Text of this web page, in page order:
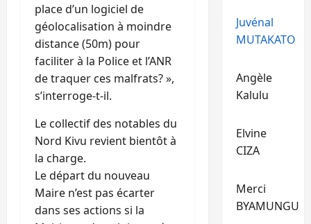
place d’un logiciel de
géolocalisation à moindre
distance (50m) pour
faciliter à la Police et l’ANR
de traquer ces malfrats? »,
s’interroge-t-il.
Le collectif des notables du
Nord Kivu revient bientôt à
la charge.
Le départ du nouveau
Maire n’est pas écarter
dans ses actions si la
Juvénal
MUTAKATO
Angèle
Kalulu
Elvine
CIZA
Merci
BYAMUNGU